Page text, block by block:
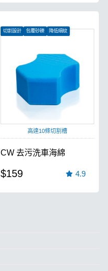
切割設計 包覆砂礫 降低細紋
高達10條切割槽
CW 去污洗車海綿
$159 4.9